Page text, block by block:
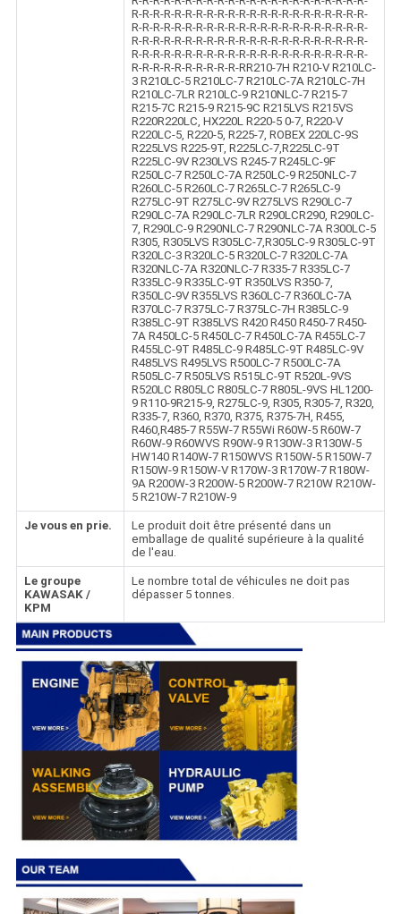
R-R-R-R-R-R-R-R-R-R-R-R-R-R-R-R-R-R-R-R-R-R-
R-R-R-R-R-R-R-R-R-R-R-R-R-R-R-R-R-R-R-R-R-R-
R-R-R-R-R-R-R-R-R-R-R-R-R-R-R-R-R-R-R-R-R-R-
R-R-R-R-R-R-R-R-R-R-R-R-R-R-R-R-R-R-R-R-R-R-
R-R-R-R-R-R-R-R-R-R-RR210-7H R210-V R210LC-
3 R210LC-5 R210LC-7 R210LC-7A R210LC-7H
R210LC-7LR R210LC-9 R210NLC-7 R215-7
R215-7C R215-9 R215-9C R215LVS R215VS
R220R220LC, HX220L R220-5 0-7, R220-V
R220LC-5, R220-5, R225-7, ROBEX 220LC-9S
R225LVS R225-9T, R225LC-7,R225LC-9T
R225LC-9V R230LVS R245-7 R245LC-9F
R250LC-7 R250LC-7A R250LC-9 R250NLC-7
R260LC-5 R260LC-7 R265LC-7 R265LC-9
R275LC-9T R275LC-9V R275LVS R290LC-7
R290LC-7A R290LC-7LR R290LCR290, R290LC-
7, R290LC-9 R290NLC-7 R290NLC-7A R300LC-5
R305, R305LVS R305LC-7,R305LC-9 R305LC-9T
R320LC-3 R320LC-5 R320LC-7 R320LC-7A
R320NLC-7A R320NLC-7 R335-7 R335LC-7
R335LC-9 R335LC-9T R350LVS R350-7,
R350LC-9V R355LVS R360LC-7 R360LC-7A
R370LC-7 R375LC-7 R375LC-7H R385LC-9
R385LC-9T R385LVS R420 R450 R450-7 R450-
7A R450LC-5 R450LC-7 R450LC-7A R455LC-7
R455LC-9T R485LC-9 R485LC-9T R485LC-9V
R485LVS R495LVS R500LC-7 R500LC-7A
R505LC-7 R505LVS R515LC-9T R520L-9VS
R520LC R805LC R805LC-7 R805L-9VS HL1200-
9 R110-9R215-9, R275LC-9, R305, R305-7, R320,
R335-7, R360, R370, R375, R375-7H, R455,
R460,R485-7 R55W-7 R55Wi R60W-5 R60W-7
R60W-9 R60WVS R90W-9 R130W-3 R130W-5
HW140 R140W-7 R150WVS R150W-5 R150W-7
R150W-9 R150W-V R170W-3 R170W-7 R180W-
9A R200W-3 R200W-5 R200W-7 R210W R210W-
5 R210W-7 R210W-9
Je vous en prie.
Le produit doit être présenté dans un
emballage de qualité supérieure à la qualité
de l'eau.
Le groupe
KAWASAK /
KPM
Le nombre total de véhicules ne doit pas
dépasser 5 tonnes.